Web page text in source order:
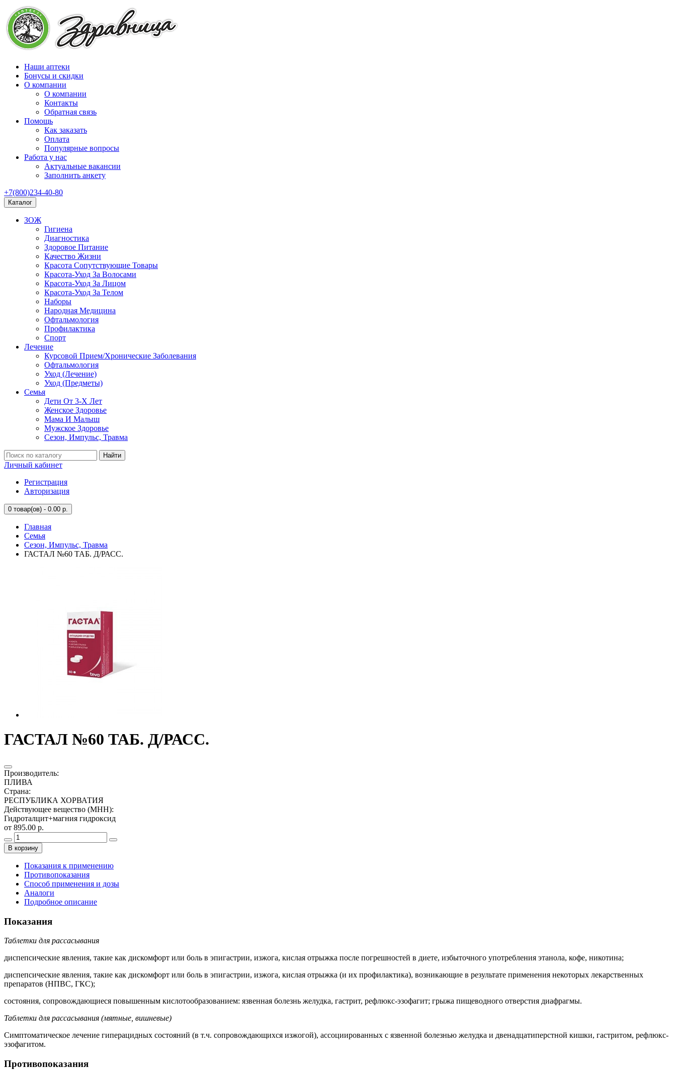
Наши аптеки
Бонусы и скидки
О компании
О компании
Контакты
Обратная связь
Помощь
Как заказать
Оплата
Популярные вопросы
Работа у нас
Актуальные вакансии
Заполнить анкету
+7(800)234-40-80
Каталог
ЗОЖ
Гигиена
Диагностика
Здоровое Питание
Качество Жизни
Красота Сопутствующие Товары
Красота-Уход За Волосами
Красота-Уход За Лицом
Красота-Уход За Телом
Наборы
Народная Медицина
Офтальмология
Профилактика
Спорт
Лечение
Курсовой Прием/Хронические Заболевания
Офтальмология
Уход (Лечение)
Уход (Предметы)
Семья
Дети От 3-Х Лет
Женское Здоровье
Мама И Малыш
Мужское Здоровье
Сезон, Импульс, Травма
Найти
Личный кабинет
Регистрация
Авторизация
0 товар(ов) - 0.00 р.
Главная
Семья
Сезон, Импульс, Травма
ГАСТАЛ №60 ТАБ. Д/РАСС.
ГАСТАЛ №60 ТАБ. Д/РАСС.
Производитель:
ПЛИВА
Страна:
РЕСПУБЛИКА ХОРВАТИЯ
Действующее вещество (МНН):
Гидроталцит+магния гидроксид
от 895.00 р.
В корзину
Показания к применению
Противопоказания
Способ применения и дозы
Аналоги
Подробное описание
Показания
Таблетки для рассасывания
диспепсические явления, такие как дискомфорт или боль в эпигастрии, изжога, кислая отрыжка после погрешностей в диете, избыточного употребления этанола, кофе, никотина;
диспепсические явления, такие как дискомфорт или боль в эпигастрии, изжога, кислая отрыжка (и их профилактика), возникающие в результате применения некоторых лекарственных
препаратов (НПВС, ГКС);
состояния, сопровождающиеся повышенным кислотообразованием: язвенная болезнь желудка, гастрит, рефлюкс-эзофагит; грыжа пищеводного отверстия диафрагмы.
Таблетки для рассасывания (мятные, вишневые)
Симптоматическое лечение гиперацидных состояний (в т.ч. сопровождающихся изжогой), ассоциированных с язвенной болезнью желудка и двенадцатиперстной кишки, гастритом, рефлюкс-
эзофагитом.
Противопоказания